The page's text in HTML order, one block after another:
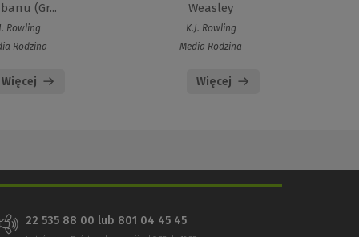
(Gr...
Rowling
Rodzina
Więcej
Weasley
K.J. Rowling
Media Rodzina
Więcej
22 535 88 00 lub 801 04 45 45